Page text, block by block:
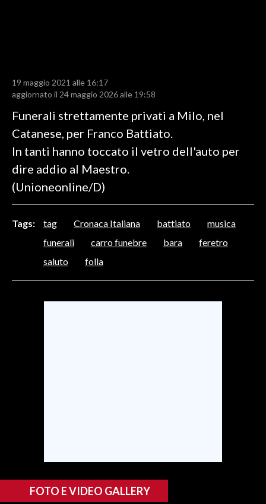
SPORT
RISULTATI E CLASSIFICHE
CALCIO
CALCIO REGIONALE
BASKET
VOLLEY
CULTURA
19 maggio 2021 alle 16:17
aggiornato il 24 maggio 2026 alle 19:58
Funerali strettamente privati a Milo, nel
Catanese, per Franco Battiato.
In tanti hanno toccato il vetro dell'auto per
dire addio al Maestro.
(Unioneonline/D)
Tags: tag Cronaca Italiana battiato
musica
funerali
carro funebre bara
feretro
saluto
folla
FOTO E VIDEO GALLERY